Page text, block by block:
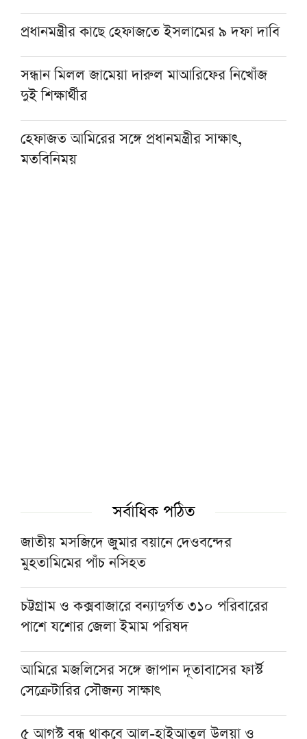
প্রধানমন্ত্রীর কাছে হেফাজতে ইসলামের ৯ দফা দাবি
সন্ধান মিলল জামেয়া দারুল মাআরিফের নিখোঁজ
দুই শিক্ষার্থীর
হেফাজত আমিরের সঙ্গে প্রধানমন্ত্রীর সাক্ষাৎ,
মতবিনিময়
চট্টগ্রামের জামেয়া দারুল মাআরিফের দুই ছাত্র
নিখোঁজ, সন্ধানে সহায়তার আবেদন
অনুদানের প্রলোভনে প্রতারণা, সতর্ক করল জামিয়া
ইমদাদিয়া
সর্বাধিক পঠিত
জাতীয় মসজিদে জুমার বয়ানে দেওবন্দের
মুহতামিমের পাঁচ নসিহত
চট্টগ্রাম ও কক্সবাজারে বন্যাদুর্গত ৩১০ পরিবারের
পাশে যশোর জেলা ইমাম পরিষদ
আমিরে মজলিসের সঙ্গে জাপান দূতাবাসের ফার্স্ট
সেক্রেটারির সৌজন্য সাক্ষাৎ
৫ আগস্ট বন্ধ থাকবে আল-হাইআতুল উলয়া ও